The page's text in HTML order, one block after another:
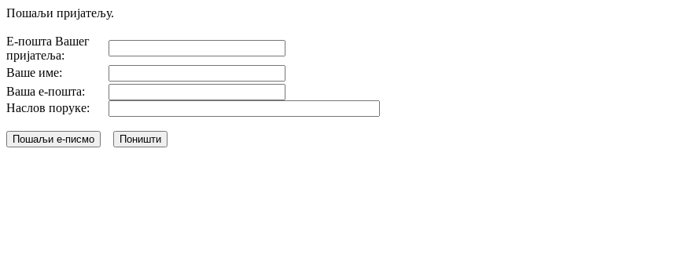
Пошаљи пријатељу.
Е-пошта Вашег
пријатеља:
Ваше име:
Ваша е-пошта:
Наслов поруке: